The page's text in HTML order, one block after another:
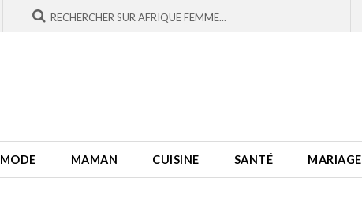
MODE MAMAN CUISINE SANTÉ MARIAGE